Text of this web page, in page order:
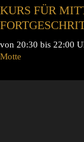
KURS FÜR
von 20:30 bis 22:00
Motte